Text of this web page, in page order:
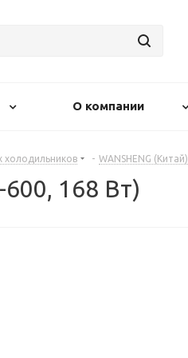
О компании
- WANSHENG (Китай)
168 Вт)